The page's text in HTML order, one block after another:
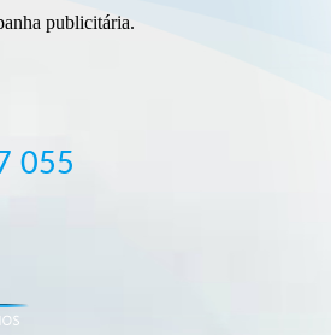
publicitária.
055